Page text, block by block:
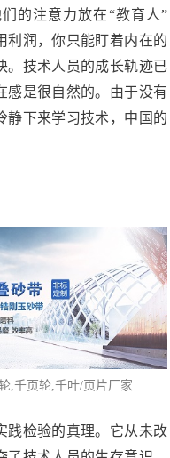
的注意力放在“教育人”
利润，你只能盯着内在的
。技术人员的成长轨迹已
感是很自然的。由于没有
静下来学习技术，中国的
,千页轮,千叶/页片厂家
践检验的真理。它从未改